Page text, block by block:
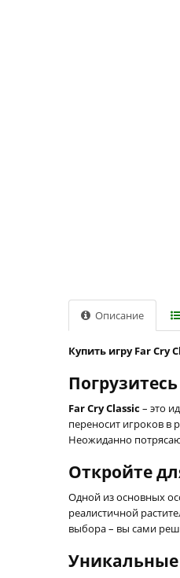
Описание
Купить игру Far Cry
Far Cry Classic– это
переносит игроков в
Неожиданно
Откройте
Одной из основных
реалистичной
выбора – вы сами
Уникальные